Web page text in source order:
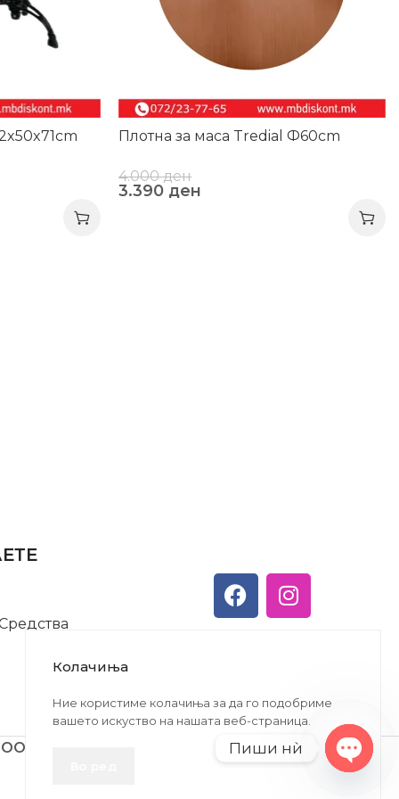
Плотна за маса Tredial Ф60cm
4.000ден
3.390 ден
Колачиња
Ние користиме колачиња за да го подобриме
вашето искуство на нашата веб-страница.
Пиши нѝ